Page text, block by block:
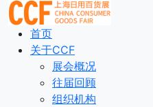
首页
关于CCF
展会概况
往届回顾
组织机构